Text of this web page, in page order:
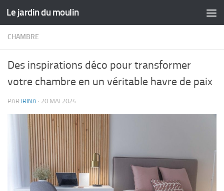
Skip to content
Le jardin du moulin
CHAMBRE
Des inspirations déco pour transformer
votre chambre en un véritable havre de paix
PAR IRINA · 20 MAI 2024